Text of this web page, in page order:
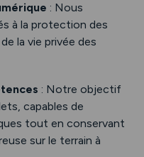
: Nous
à la protection des
la vie privée des
: Notre objectif
capables de
tout en conservant
sur le terrain à